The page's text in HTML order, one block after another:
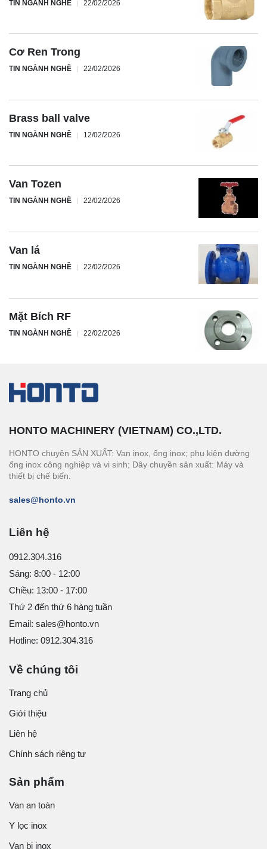
TIN NGÀNH NGHỀ 22/02/2026
Cơ Ren Trong
TIN NGÀNH NGHỀ 22/02/2026
Brass ball valve
TIN NGÀNH NGHỀ 12/02/2026
Van Tozen
TIN NGÀNH NGHỀ 22/02/2026
Van lá
TIN NGÀNH NGHỀ 22/02/2026
Mặt Bích RF
TIN NGÀNH NGHỀ 22/02/2026
HONTO MACHINERY (VIETNAM) CO.,LTD.
HONTO chuyên SẢN XUẤT: Van inox, ống inox; phụ kiện đường
ống inox công nghiệp và vi sinh; Dây chuyền sản xuất: Máy và
thiết bị chế biến.
sales@honto.vn
Liên hệ
0912.304.316
Sáng: 8:00 - 12:00
Chiều: 13:00 - 17:00
Thứ 2 đến thứ 6 hàng tuần
Email: sales@honto.vn
Hotline: 0912.304.316
Về chúng tôi
Trang chủ
Giới thiệu
Liên hệ
Chính sách riêng tư
Sản phẩm
Van an toàn
Y lọc inox
Van bi inox